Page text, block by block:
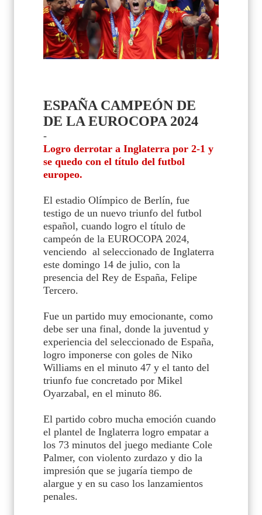
ESPAÑA CAMPEÓN DE
DE LA EUROCOPA 2024
-
Logro derrotar a Inglaterra por 2-1 y
se quedo con el título del futbol
europeo.
El estadio Olímpico de Berlín, fue
testigo de un nuevo triunfo del futbol
español, cuando logro el título de
campeón de la EUROCOPA 2024,
venciendo al seleccionado de Inglaterra
este domingo 14 de julio, con la
presencia del Rey de España, Felipe
Tercero.
Fue un partido muy emocionante, como
debe ser una final, donde la juventud y
experiencia del seleccionado de España,
logro imponerse con goles de Niko
Williams en el minuto 47 y el tanto del
triunfo fue concretado por Mikel
Oyarzabal, en el minuto 86.
El partido cobro mucha emoción cuando
el plantel de Inglaterra logro empatar a
los 73 minutos del juego mediante Cole
Palmer, con violento zurdazo y dio la
impresión que se jugaría tiempo de
alargue y en su caso los lanzamientos
penales.